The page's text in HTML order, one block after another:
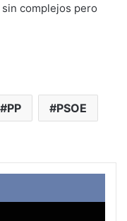
complejos pero
PP PSOE
X